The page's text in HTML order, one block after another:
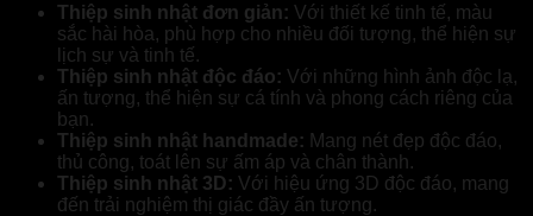
Thiệp sinh nhật đơn giản: Với thiết kế tinh tế, màu
sắc hài hòa, phù hợp cho nhiều đối tượng, thể hiện sự
lịch sự và tinh tế.
Thiệp sinh nhật độc đáo: Với những hình ảnh độc lạ,
ấn tượng, thể hiện sự cá tính và phong cách riêng của
bạn.
Thiệp sinh nhật handmade: Mang nét đẹp độc đáo,
thủ công, toát lên sự ấm áp và chân thành.
Thiệp sinh nhật 3D: Với hiệu ứng 3D độc đáo, mang
đến trải nghiệm thị giác đầy ấn tượng.